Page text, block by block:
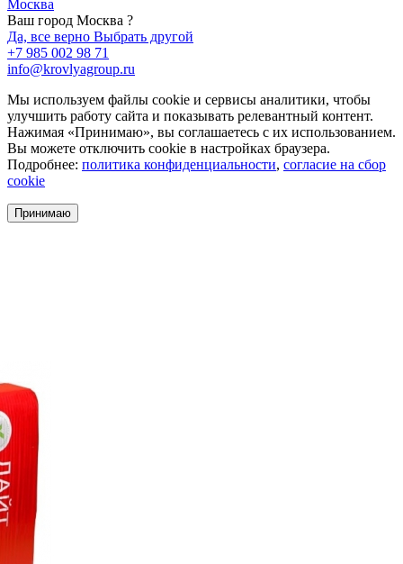
Москва
Ваш город Москва ?
Да, все верно Выбрать другой
+7 985 002 98 71
info@krovlyagroup.ru
Мы используем файлы cookie и сервисы аналитики, чтобы
улучшить работу сайта и показывать релевантный контент.
Нажимая «Принимаю», вы соглашаетесь с их использованием.
Вы можете отключить cookie в настройках браузера.
Подробнее: политика конфиденциальности, согласие на сбор
cookie
Принимаю